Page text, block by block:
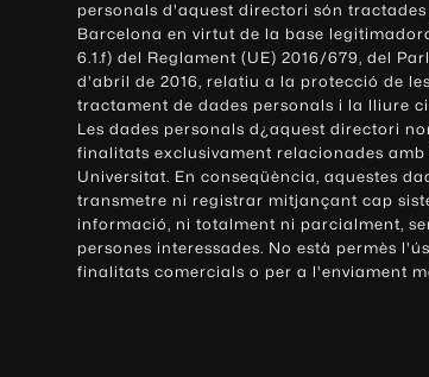
personals d'aquest directori són
Barcelona en virtut de la base
6.1.f) del Reglament (UE) 2016/679, del
d'abril de 2016, relatiu a la protecció de
tractament de dades personals i la lliure
Les dades personals d¿aquest directori
finalitats exclusivament relacionades
Universitat. En conseqüència, aquestes
transmetre ni registrar mitjançant cap
informació, ni totalment ni parcialment,
persones interessades. No està permès
finalitats comercials o per a l'enviament